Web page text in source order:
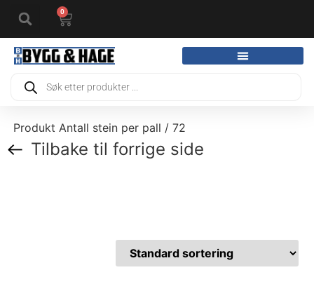
0
Produkt Antall stein per pall / 72
Tilbake til forrige side